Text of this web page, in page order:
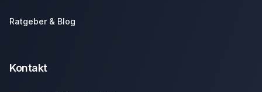
Ratgeber & Blog
Kontakt